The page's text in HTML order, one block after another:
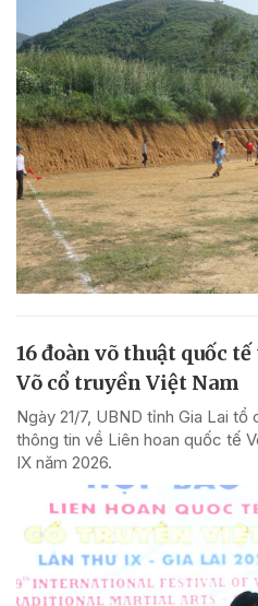
16 đoàn võ thuật quốc
Võ cổ truyền Việt Nam
Ngày 21/7, UBND tỉnh Gia Lai
thông tin về Liên hoan quốc tế
IX năm 2026.